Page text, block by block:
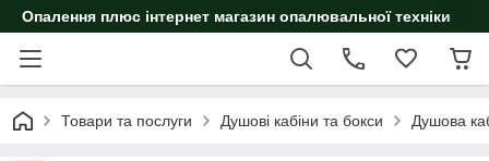
Опалення плюс інтернет магазин опалювальної техніки
Товари та послуги Душові кабіни та бокси Душова